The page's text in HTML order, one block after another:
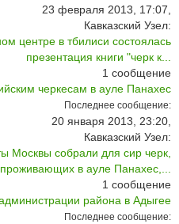
23 февраля 2013, 17:07,
Кавказский Узел:
центре в тбилиси состоялась
презентация книги "черк к...
1 сообщение
черкесам в ауле Панахес
Последнее сообщение:
20 января 2013, 23:20,
Кавказский Узел:
Москвы собрали для сир черк,
проживающих в ауле Панахес,...
1 сообщение
района в Адыгее
Последнее сообщение: